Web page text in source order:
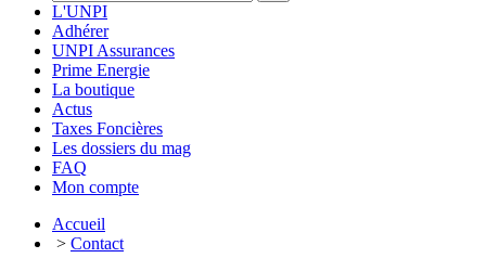
L'UNPI
Adhérer
UNPI Assurances
Prime Energie
La boutique
Actus
Taxes Foncières
Les dossiers du mag
FAQ
Mon compte
Accueil
> Contact